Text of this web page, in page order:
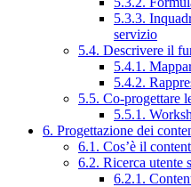
5.3.3.
servizio
5.4. Descrivere il
5.4.1.
5.4.2.
5.5. Co-progettare
5.5.1.
6. Progettazione dei
6.1. Cos’è il
6.2. Ricerca utente
6.2.1.